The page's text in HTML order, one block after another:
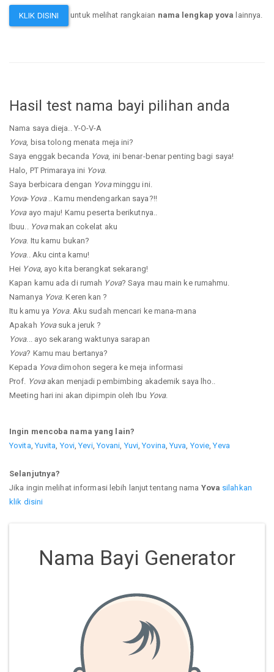
KLIK DISINI untuk melihat rangkaian nama lengkap yova lainnya.
Hasil test nama bayi pilihan anda
Nama saya dieja.. Y-O-V-A
Yova, bisa tolong menata meja ini?
Saya enggak becanda Yova, ini benar-benar penting bagi saya!
Halo, PT Primaraya ini Yova.
Saya berbicara dengan Yovaminggu ini.
Yova- Yova.. Kamu mendengarkan saya?!!
Yovaayo maju! Kamu peserta berikutnya..
Ibuu..
Yovamakan cokelat aku
Yova. Itu kamu bukan?
Yova.. Aku cinta kamu!
Hei Yova, ayo kita berangkat sekarang!
Kapan kamu ada di rumah Yova? Saya mau main ke rumahmu.
Namanya Yova. Keren kan ?
Itu kamu ya Yova. Aku sudah mencari ke mana-mana
Apakah Yovasuka jeruk ?
Yova... ayo sekarang waktunya sarapan
Yova? Kamu mau bertanya?
Kepada Yovadimohon segera ke meja informasi
Prof. Yovaakan menjadi pembimbing akademik saya lho..
Meeting hari ini akan dipimpin oleh Ibu Yova.
Ingin mencoba nama yang lain?
Yovita ,Yuvita ,Yovi ,Yevi,Yovani ,Yuvi ,Yovina ,Yuva ,Yovie ,Yeva
Selanjutnya?
Jika ingin melihat informasi lebih lanjut tentang nama Yova silahkan
klik disini
Nama Bayi Generator